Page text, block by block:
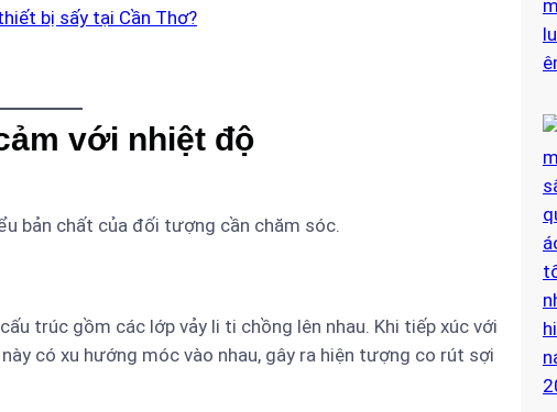
bị sấy tại Cần Thơ?
với nhiệt độ
bản chất của đối tượng cần chăm sóc.
trúc gồm các lớp vảy li ti chồng lên nhau. Khi tiếp xúc với
có xu hướng móc vào nhau, gây ra hiện tượng co rút sợi